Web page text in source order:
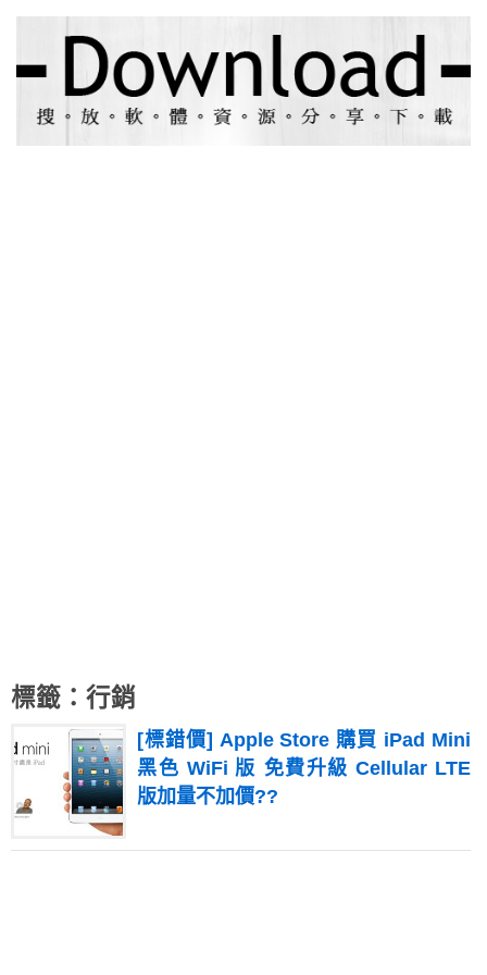
標籤：行銷
[標錯價] Apple Store 購買 iPad Mini
黑色 WiFi 版 免費升級 Cellular LTE
版加量不加價??